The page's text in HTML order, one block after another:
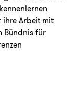
ihre Arbeit mit
Bündnis für